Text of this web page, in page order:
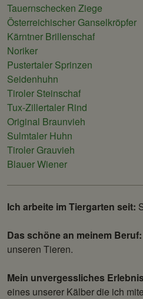
Tauernschecken Ziege
Österreichischer Ganselkröpfer
Kärntner Brillenschaf
Noriker
Pustertaler Sprinzen
Seidenhuhn
Tiroler Steinschaf
Tux-Zillertaler Rind
Original Braunvieh
Sulmtaler Huhn
Tiroler Grauvieh
Blauer Wiener
Ich arbeite im Tiergarten seit:
Das schöne an meinem Beruf:
unseren Tieren.
Mein unvergessliches
eines unserer Kälber die ich